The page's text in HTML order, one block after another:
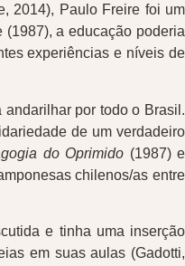
2014), Paulo Freire foi um
a educação poderia
experiências e níveis de
por todo o Brasil.
de um verdadeiro
do Oprimido (1987) e
chilenos/as entre
e tinha uma inserção
em suas aulas (Gadotti,